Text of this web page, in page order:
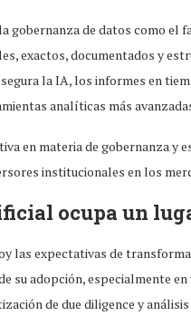
gobernanza de datos como
exactos, documentados y
la IA, los informes en
analíticas más
en materia de gobernanza y
institucionales en los
ocupa un
las expectativas de
su adopción, especialmente
de due diligence y